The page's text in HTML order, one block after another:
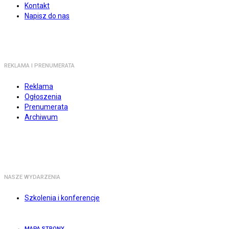
Kontakt
Napisz do nas
REKLAMA I PRENUMERATA
Reklama
Ogłoszenia
Prenumerata
Archiwum
NASZE WYDARZENIA
Szkolenia i konferencje